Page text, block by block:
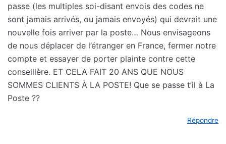
passe (les multiples soi-disant envois des codes ne
sont jamais arrivés, ou jamais envoyés) qui devrait une
nouvelle fois arriver par la poste… Nous envisageons
de nous déplacer de l’étranger en France, fermer notre
compte et essayer de porter plainte contre cette
conseillère. ET CELA FAIT 20 ANS QUE NOUS
SOMMES CLIENTS À LA POSTE! Que se passe t’il à La
Poste ??
Répondre